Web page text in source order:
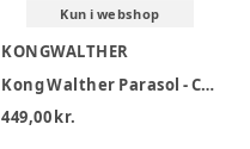
Kun i webshop
KONGWALTHER
Kong Walther Parasol - Creme
449,00 kr.